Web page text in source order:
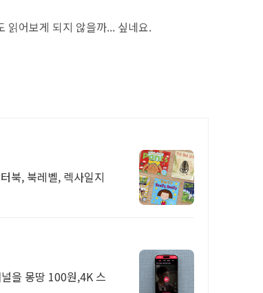
읽어보게 되지 않을까... 싶네요.
북, 북레벨, 렉사일지
을 몽땅 100원,4K 스